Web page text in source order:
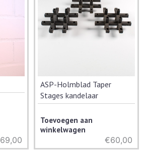
69,00
ASP-Holmblad Taper
Stages kandelaar
Toevoegen aan
winkelwagen
€60,00